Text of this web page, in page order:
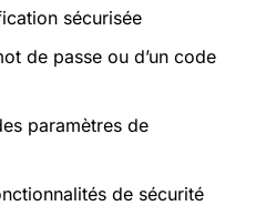
sécurisée
de passe ou d’un code
paramètres de
de sécurité